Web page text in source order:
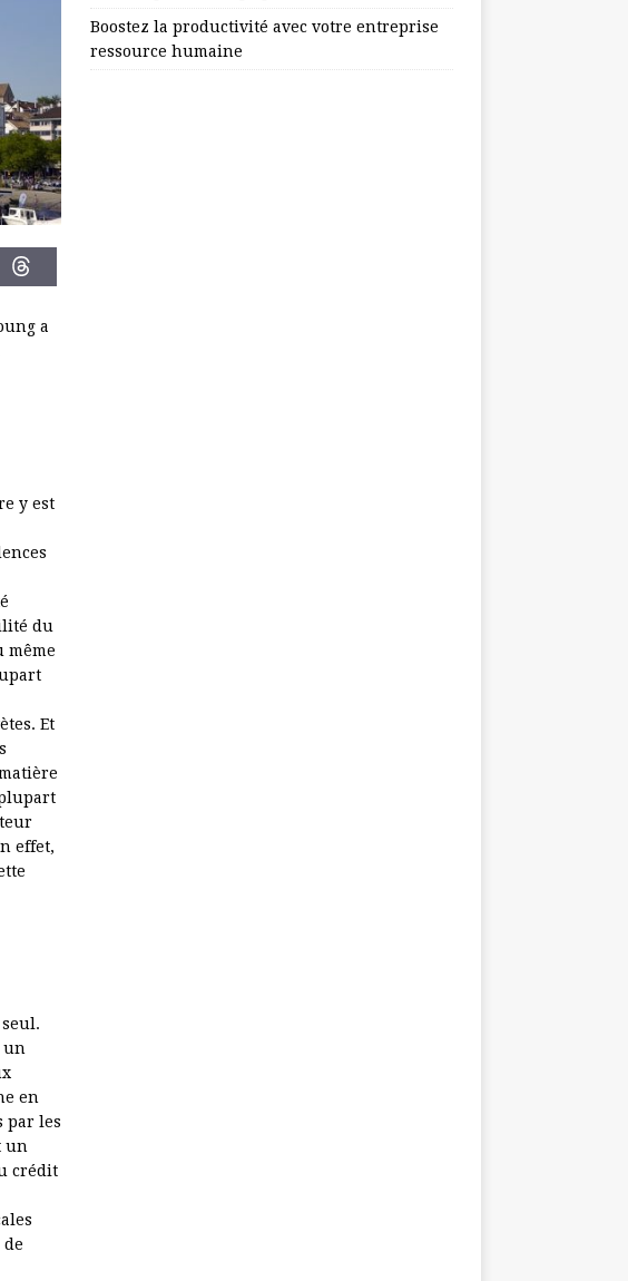
a
y est
du
même
Et
effet,
un
en
par les
un
crédit
Boostez la productivité avec votre entreprise
ressource humaine